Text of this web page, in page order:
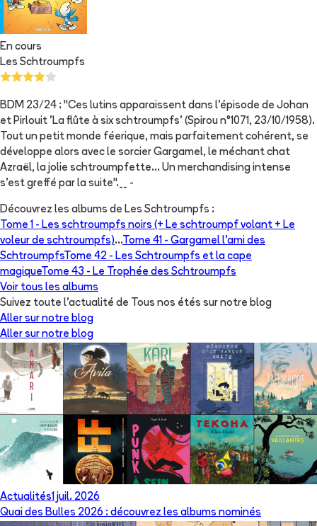
En cours
Les Schtroumpfs
BDM 23/24 : "Ces lutins apparaissent dans l'épisode de Johan
et Pirlouit 'La flûte à six schtroumpfs' (Spirou n°1071, 23/10/1958).
Tout un petit monde féerique, mais parfaitement cohérent, se
développe alors avec le sorcier Gargamel, le méchant chat
Azraël, la jolie schtroumpfette... Un merchandising intense
s'est greffé par la suite".__ -
Découvrez les albums de Les Schtroumpfs :
Tome 1 - Les schtroumpfs noirs (+ Le schtroumpf volant + Le
voleur de schtroumpfs)...Tome 41 - Gargamel l'ami des
SchtroumpfsTome 42 - Les Schtroumpfs et la cape
magiqueTome 43 - Le Trophée des Schtroumpfs
Voir tous les albums
Suivez toute l'actualité de Tous nos étés sur notre blog
Aller sur notre blog
Aller sur notre blog
Actualités1 juil. 2026
Quai des Bulles 2026 : découvrez les albums nominés